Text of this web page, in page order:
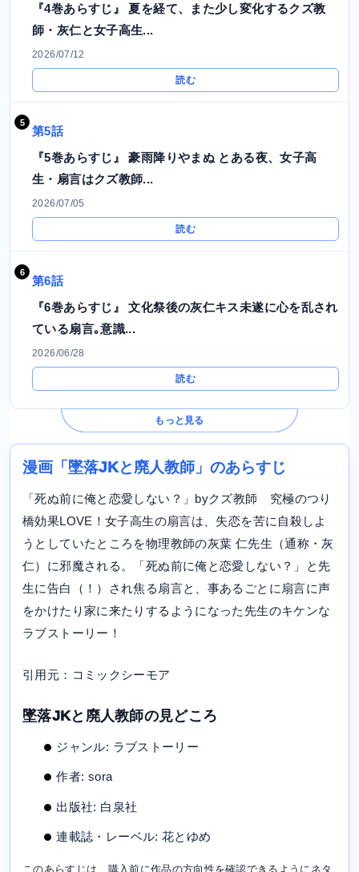
『4巻あらすじ』 夏を経て、また少し変化するクズ教
師・灰仁と女子高生...
2026/07/12
読む
第5話
『5巻あらすじ』 豪雨降りやまぬ とある夜、女子高
生・扇言はクズ教師...
2026/07/05
読む
第6話
『6巻あらすじ』 文化祭後の灰仁キス未遂に心を乱され
ている扇言｡意識...
2026/06/28
読む
もっと見る
漫画「墜落JKと廃人教師」のあらすじ
「死ぬ前に俺と恋愛しない？」byクズ教師 究極のつり
橋効果LOVE！女子高生の扇言は、失恋を苦に自殺しよ
うとしていたところを物理教師の灰葉 仁先生（通称・灰
仁）に邪魔される。「死ぬ前に俺と恋愛しない？」と先
生に告白（！）され焦る扇言と、事あるごとに扇言に声
をかけたり家に来たりするようになった先生のキケンな
ラブストーリー！
引用元：コミックシーモア
墜落JKと廃人教師の見どころ
ジャンル: ラブストーリー
作者: sora
出版社: 白泉社
連載誌・レーベル: 花とゆめ
このあらすじは、購入前に作品の方向性を確認できるようにネタ